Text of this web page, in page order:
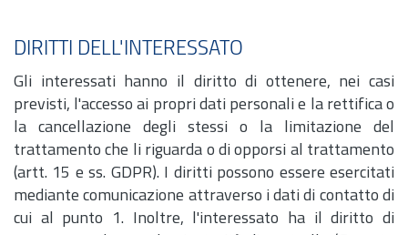
DIRITTI DELL'INTERESSATO
Gli interessati hanno il diritto di ottenere, nei casi
previsti, l'accesso ai propri dati personali e la rettifica o
la cancellazione degli stessi o la limitazione del
trattamento che li riguarda o di opporsi al trattamento
(artt. 15 e ss. GDPR). I diritti possono essere esercitati
mediante comunicazione attraverso i dati di contatto di
cui al punto 1. Inoltre, l'interessato ha il diritto di